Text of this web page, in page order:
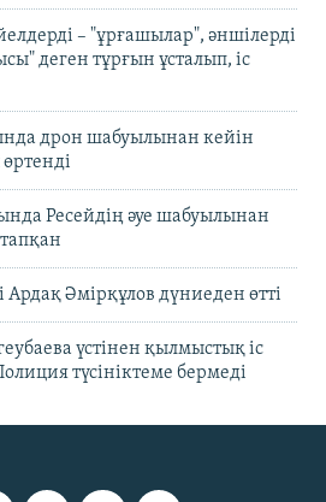
– "ұрғашылар", әншілерді
деген тұрғын ұсталып, іс
дрон шабуылынан кейін
Ресейдің әуе шабуылынан
Әмірқұлов дүниеден өтті
үстінен қылмыстық іс
түсініктеме бермеді